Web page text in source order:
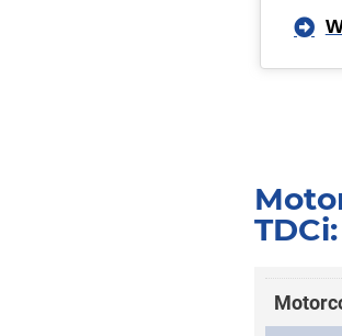
TDCi: